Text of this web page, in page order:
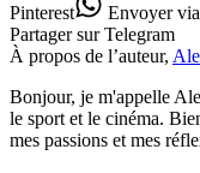
Pinterest
Envoyervia
Partagersur Telegram
À propos de l’auteur,
Bonjour, je m'appelle
le sport et le cinéma.
mes passions et mes